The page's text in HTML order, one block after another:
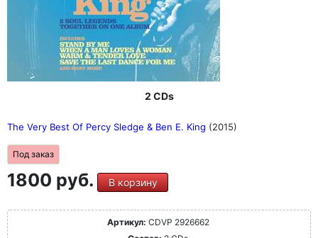
2 CDs
The Very Best Of Percy Sledge & Ben E. King (2015)
Под заказ
1800 руб. В корзину
Артикул: CDVP 2926662